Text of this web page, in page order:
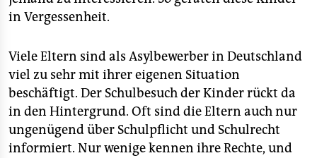
in Vergessenheit.
Viele Eltern sind als Asylbewerber in Deutschland
viel zu sehr mit ihrer eigenen Situation
beschäftigt. Der Schulbesuch der Kinder rückt da
in den Hintergrund. Oft sind die Eltern auch nur
ungenügend über Schulpflicht und Schulrecht
informiert. Nur wenige kennen ihre Rechte, und